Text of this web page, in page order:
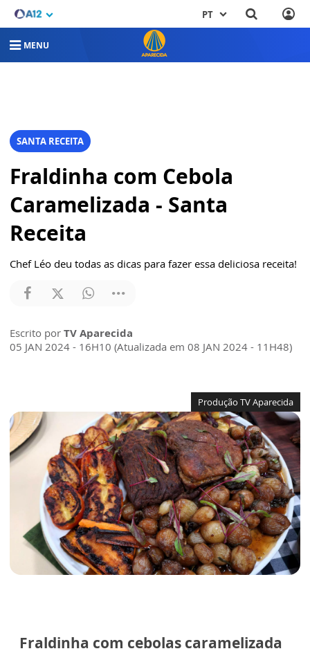
PT
MENU
SANTA RECEITA
Fraldinha com Cebola
Caramelizada - Santa
Receita
Chef Léo deu todas as dicas para fazer essa deliciosa receita!
Escrito por TV Aparecida
05 JAN 2024 - 16H10 (Atualizada em 08 JAN 2024 - 11H48)
Produção TV Aparecida
Fraldinha com cebolas caramelizada